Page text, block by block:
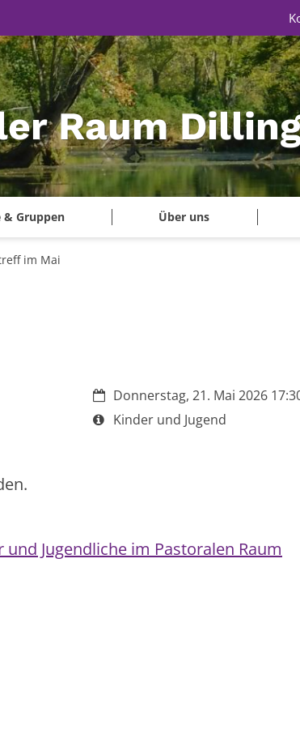
Raum
& Gruppen Über uns
im Mai
Datum:Donnerstag, 21. Mai 2026
Art bzw. Nummer:
Kinder und Jugend
Jugendliche im Pastoralen Raum